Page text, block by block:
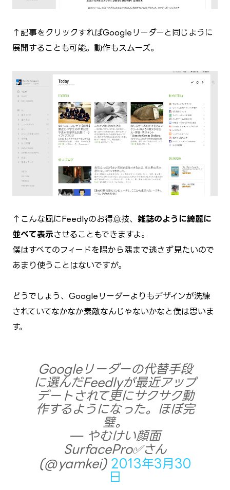
↑記事をクリックすればGoogleリーダーと同じように
展開することも可能。動作もスムーズ。
↑こんな風にFeedlyのお得意技、 雑誌のように綺麗に
並べて表示させることもできますよ。
僕はすべてのフィードを隅から隅まで逃さず見たいので
あまり使うことはないですが。
どうでしょう、Googleリーダーよりもデザインが洗練
されていてなかなか素敵なんじゃないかなと僕は思いま
す。
Googleリーダーの代替手段
に選んだFeedlyが最近アップ
デートされて更にサクサク動
作するようになった。ほぼ完
璧。
— やむけい顔面
SurfacePro✅さん
(@yamkei) 2013年3月30
日